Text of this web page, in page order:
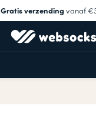
Gratis verzendingvanaf